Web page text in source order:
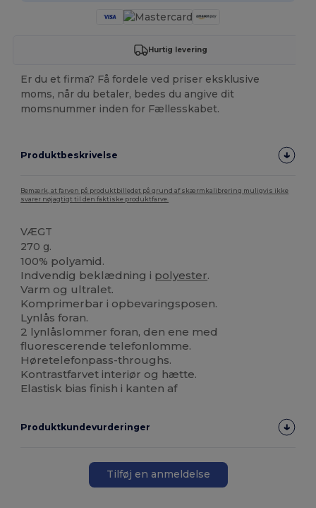
Hurtig levering
Er du et firma? Få fordele ved priser eksklusive
moms, når du betaler, bedes du angive dit
momsnummer inden for Fællesskabet.
Produktbeskrivelse
Bemærk, at farven på produktbilledet på grund af skærmkalibrering muligvis ikke
svarer nøjagtigt til den faktiske produktfarve.
VÆGT
270 g.
100% polyamid.
Indvendig beklædning i polyester.
Varm og ultralet.
Komprimerbar i opbevaringsposen.
Lynlås foran.
2 lynlåslommer foran, den ene med
fluorescerende telefonlomme.
Høretelefonpass-throughs.
Kontrastfarvet interiør og hætte.
Elastisk bias finish i kanten af
Produktkundevurderinger
Tilføj en anmeldelse